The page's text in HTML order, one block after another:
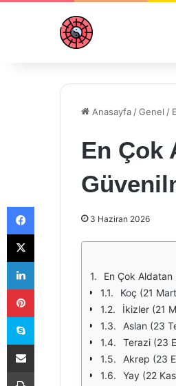
Anasayfa /Genel /
En Çok
3 Haziran 2026
En Çok
Koç (21
İkizler (21
Aslan (23
Terazi (23
Akrep (23
Yay (22
Facebook
X
LinkedIn
Pinterest
Skype
E-Posta ile paylaş